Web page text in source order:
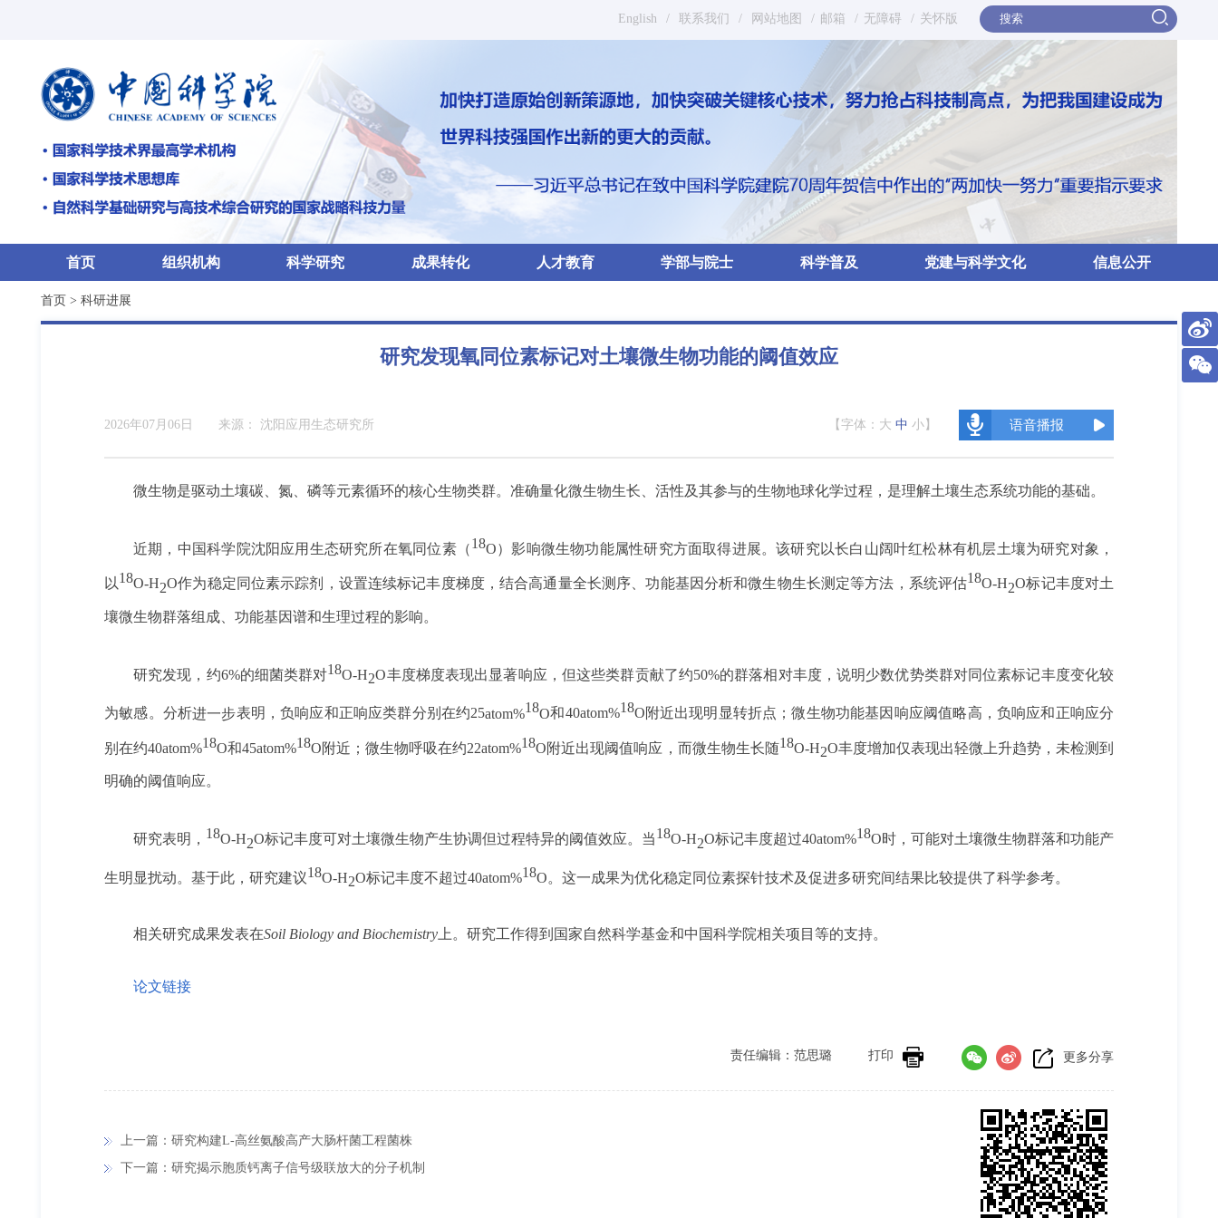
English / 联系我们 / 网站地图 / 邮箱 / 无障碍 / 关怀版
首页 组织机构 科学研究 成果转化 人才教育 学部与院士 科学普及 党建与科学文化 信息公开
首页 > 科研进展
研究发现氧同位素标记对土壤微生物功能的阈值效应
2026年07月06日 来源： 沈阳应用生态研究所 【字体： 大 中 小 】 语音播报
微生物是驱动土壤碳、氮、磷等元素循环的核心生物类群。准确量化微生物生长、活性及其参与的生物地球化学过程，是理解土壤生态系统功能的基础。
近期，中国科学院沈阳应用生态研究所在氧同位素（18O）影响微生物功能属性研究方面取得进展。该研究以长白山阔叶红松林有机层土壤为研究对象，
以18O-H2O作为稳定同位素示踪剂，设置连续标记丰度梯度，结合高通量全长测序、功能基因分析和微生物生长测定等方法，系统评估18O-H2O标记丰度对土
壤微生物群落组成、功能基因谱和生理过程的影响。
研究发现，约6%的细菌类群对18O-H2O丰度梯度表现出显著响应，但这些类群贡献了约50%的群落相对丰度，说明少数优势类群对同位素标记丰度变化较
为敏感。分析进一步表明，负响应和正响应类群分别在约25atom%18O和40atom%18O附近出现明显转折点；微生物功能基因响应阈值略高，负响应和正响应分
别在约40atom%18O和45atom%18O附近；微生物呼吸在约22atom%18O附近出现阈值响应，而微生物生长随18O-H2O丰度增加仅表现出轻微上升趋势，未检测到
明确的阈值响应。
研究表明， 18O-H2O标记丰度可对土壤微生物产生协调但过程特异的阈值效应。当18O-H2O标记丰度超过40atom%18O时，可能对土壤微生物群落和功能产
生明显扰动。基于此，研究建议18O-H2O标记丰度不超过40atom%18O。这一成果为优化稳定同位素探针技术及促进多研究间结果比较提供了科学参考。
相关研究成果发表在Soil Biology and Biochemistry 上。研究工作得到国家自然科学基金和中国科学院相关项目等的支持。
论文链接
更多分享
打印
责任编辑：范思璐
上一篇：研究构建L-高丝氨酸高产大肠杆菌工程菌株
下一篇：研究揭示胞质钙离子信号级联放大的分子机制